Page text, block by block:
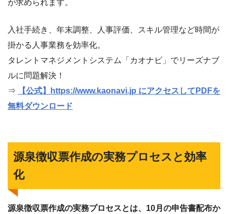
が求められます。
入社手続き、年末調整、人事評価、スキル管理など時間が
掛かる人事業務を効率化。
タレントマネジメントシステム「カオナビ」でリーズナブ
ルに問題解決！
⇒
【公式】https://www.kaonavi.jp にアクセスしてPDFを
無料ダウンロード
源泉徴収票作成の実務プロセスと効率
化
源泉徴収票作成の実務プロセスとは、10月の申告書配布か